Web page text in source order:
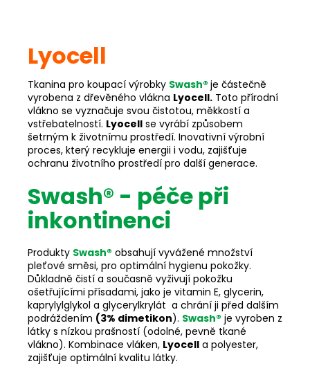
Lyocell
Tkanina pro koupací výrobky Swash® je částečně
vyrobena z dřevěného vlákna Lyocell. Toto přírodní
vlákno se vyznačuje svou čistotou, měkkostí a
vstřebatelností. Lyocell se vyrábí způsobem
šetrným k životnímu prostředí. Inovativní výrobní
proces, který recykluje energii i vodu, zajišťuje
ochranu životního prostředí pro další generace.
Swash® - péče při
inkontinenci
Produkty Swash® obsahují vyvážené množství
pleťové směsi, pro optimální hygienu pokožky.
Důkladně čistí a současně vyživují pokožku
ošetřujícími přísadami, jako je vitamin E, glycerin,
kaprylylglykol a glycerylkrylát a chrání ji před dalším
podráždením (3% dimetikon). Swash® je vyroben z
látky s nízkou prašností (odolné, pevně tkané
vlákno). Kombinace vláken, Lyocell a polyester,
zajišťuje optimální kvalitu látky.